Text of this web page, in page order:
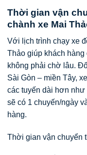
Thời gian vận
chành xe Mai
Với lịch trình chạy xe
Thảo giúp khách
không phải chờ lâu.
Sài Gòn – miền Tây,
các tuyến dài hơn như
sẽ có 1 chuyến/ngày
hàng.
Thời gian vận chuyển